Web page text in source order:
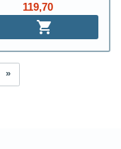
119,70
»